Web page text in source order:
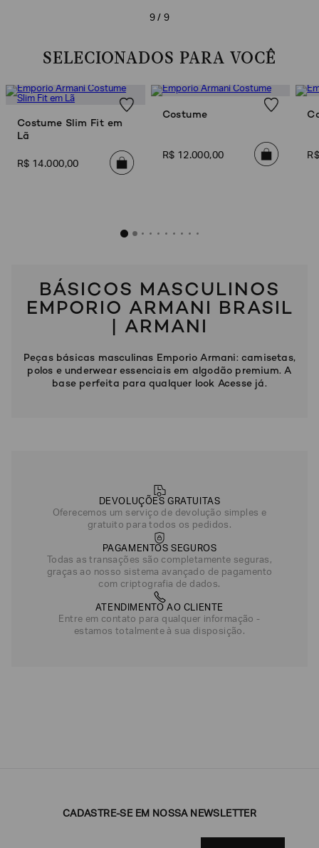
9 / 9
SELECIONADOS PARA VOCÊ
Costume Slim Fit em
Lã
R$ 14.000,00
Costume
R$ 12.000,00
BÁSICOS MASCULINOS
EMPORIO ARMANI BRASIL
| ARMANI
Peças básicas masculinas Emporio Armani: camisetas,
polos e underwear essenciais em algodão premium. A
base perfeita para qualquer look Acesse já.
DEVOLUÇÕES GRATUITAS
Oferecemos um serviço de devolução simples e
gratuito para todos os pedidos.
PAGAMENTOS SEGUROS
Todas as transações são completamente seguras,
graças ao nosso sistema avançado de pagamento
com criptografia de dados.
ATENDIMENTO AO CLIENTE
Entre em contato para qualquer informação -
estamos totalmente à sua disposição.
CADASTRE-SE EM NOSSA NEWSLETTER